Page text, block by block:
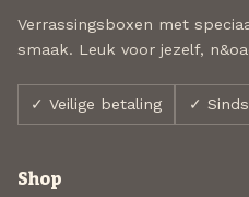
Verrassingsboxen met
smaak. Leuk voor jezelf,
✓ Veilige betaling ✓ Sinds
Shop